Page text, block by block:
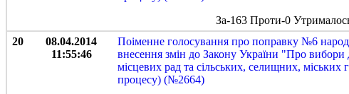
За-163 Проти-0
20
08.04.2014
11:55:46
Поіменне голосування про поправку №6
внесення змін до Закону України "Про
місцевих рад та сільських, селищних,
процесу) (№2664)